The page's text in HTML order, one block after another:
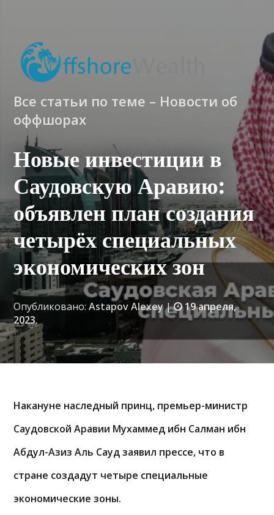
Все статьи по теме – Новости об
оффшорах
Новые инвестиции в
Саудовскую Аравию:
объявлен план создания
четырёх специальных
экономических зон
Опубликовано:Astapov Alexey|
19 апреля,
2023.
Накануне наследный принц, премьер-министр
Саудовской Аравии Мухаммед ибн Салман ибн
Абдул-Азиз Аль Сауд заявил прессе, что в
стране создадут четыре специальные
экономические зоны.